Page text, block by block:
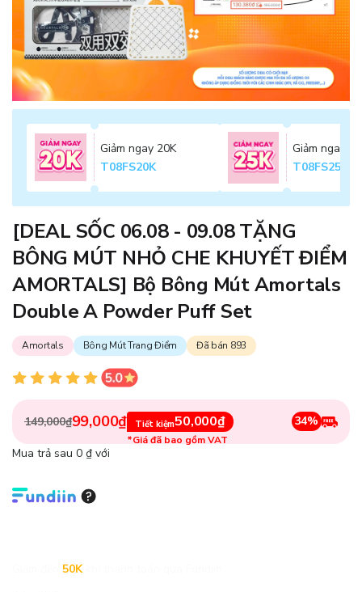
Giảm ngay 20K
T08FS20K
Giảm ngay
T08FS25K
[DEAL SỐC 06.08 - 09.08 TẶNG
BÔNG MÚT NHỎ CHE KHUYẾT ĐIỂM
AMORTALS] Bộ Bông Mút Amortals
Double A Powder Puff Set
Amortals Bông Mút Trang Điểm Đã bán 893
149,000₫99,000₫ Tiết kiệm50,000₫
*Giá đã bao gồm VAT
34%
Mua trả sau 0 ₫ với
50K